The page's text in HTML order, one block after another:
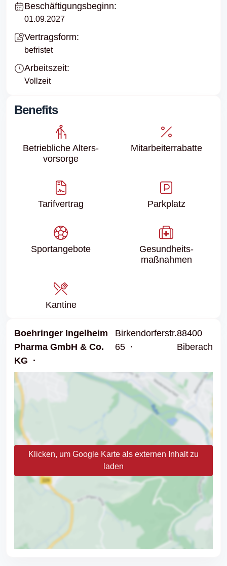
Beschäftigungsbeginn:
01.09.2027
Vertragsform:
befristet
Arbeitszeit:
Vollzeit
Benefits
Betriebliche Alters­
vorsorge
Mitarbeiter­rabatte
Tarifvertrag Parkplatz
Sport­angebote
Gesundheits­
maßnahmen
Kantine
Boehringer Ingelheim
Pharma GmbH & Co.
KG
Birkendorferstr.
65
88400
Biberach
Klicken, um Google Karte als externen Inhalt zu
laden